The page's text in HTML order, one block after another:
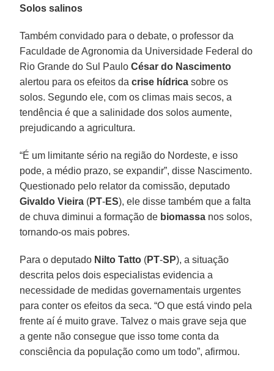
Solos salinos
Também convidado para o debate, o professor da
Faculdade de Agronomia da Universidade Federal do
Rio Grande do Sul PauloCésar do Nascimento
alertou para os efeitos dacrise hídrica sobre os
solos. Segundo ele, com os climas mais secos, a
tendência é que a salinidade dos solos aumente,
prejudicando a agricultura.
“É um limitante sério na região do Nordeste, e isso
pode, a médio prazo, se expandir”, disse Nascimento.
Questionado pelo relator da comissão, deputado
Givaldo Vieira (PT-ES), ele disse também que a falta
de chuva diminui a formação de biomassa nos solos,
tornando-os mais pobres.
Para o deputado Nilto Tatto (PT-SP), a situação
descrita pelos dois especialistas evidencia a
necessidade de medidas governamentais urgentes
para conter os efeitos da seca. “O que está vindo pela
frente aí é muito grave. Talvez o mais grave seja que
a gente não consegue que isso tome conta da
consciência da população como um todo”, afirmou.